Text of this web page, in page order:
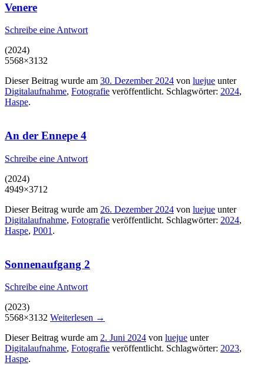
Venere
Schreibe eine Antwort
(2024)
5568×3132
Dieser Beitrag wurde am 30. Dezember 2024 von luejue unter
Digitalaufnahme, Fotografie veröffentlicht. Schlagwörter: 2024,
Haspe.
An der Ennepe 4
Schreibe eine Antwort
(2024)
4949×3712
Dieser Beitrag wurde am 26. Dezember 2024 von luejue unter
Digitalaufnahme, Fotografie veröffentlicht. Schlagwörter: 2024,
Haspe, P001 .
Sonnenaufgang 2
Schreibe eine Antwort
(2023)
5568×3132 Weiterlesen →
Dieser Beitrag wurde am 2. Juni 2024 von luejue unter
Digitalaufnahme, Fotografie veröffentlicht. Schlagwörter: 2023,
Haspe.